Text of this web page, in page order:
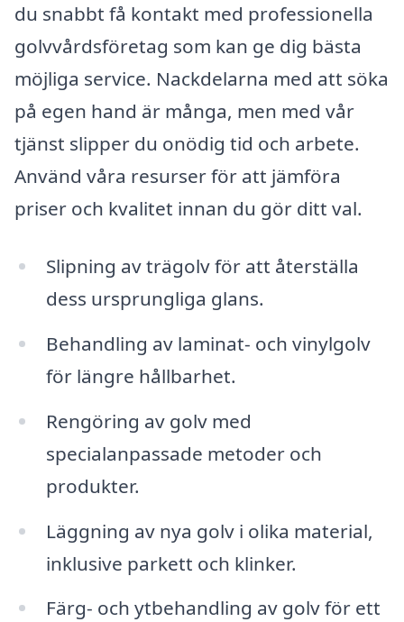
du snabbt få kontakt med professionella
golvvårdsföretag som kan ge dig bästa
möjliga service. Nackdelarna med att söka
på egen hand är många, men med vår
tjänst slipper du onödig tid och arbete.
Använd våra resurser för att jämföra
priser och kvalitet innan du gör ditt val.
Slipning av trägolv för att återställa
dess ursprungliga glans.
Behandling av laminat- och vinylgolv
för längre hållbarhet.
Rengöring av golv med
specialanpassade metoder och
produkter.
Läggning av nya golv i olika material,
inklusive parkett och klinker.
Färg- och ytbehandling av golv för ett